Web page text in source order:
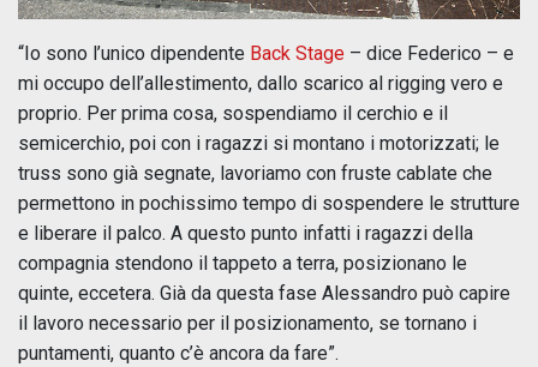
“Io sono l’unico dipendente Back Stage – dice Federico – e
mi occupo dell’allestimento, dallo scarico al rigging vero e
proprio. Per prima cosa, sospendiamo il cerchio e il
semicerchio, poi con i ragazzi si montano i motorizzati; le
truss sono già segnate, lavoriamo con fruste cablate che
permettono in pochissimo tempo di sospendere le strutture
e liberare il palco. A questo punto infatti i ragazzi della
compagnia stendono il tappeto a terra, posizionano le
quinte, eccetera. Già da questa fase Alessandro può capire
il lavoro necessario per il posizionamento, se tornano i
puntamenti, quanto c’è ancora da fare”.